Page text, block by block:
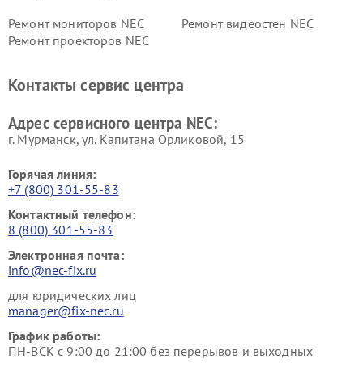
Ремонт мониторов NEC
Ремонт видеостен NEC
Ремонт проекторов NEC
Контакты сервис центра
Адрес сервисного центра NEC:
г. Мурманск, ул. Капитана Орликовой, 15
Горячая линия:
+7 (800) 301-55-83
Контактный телефон:
8 (800) 301-55-83
Электронная почта:
info@nec-fix.ru
для юридических лиц
manager@fix-nec.ru
График работы:
ПН-ВСК с 9:00 до 21:00 без перерывов и выходных